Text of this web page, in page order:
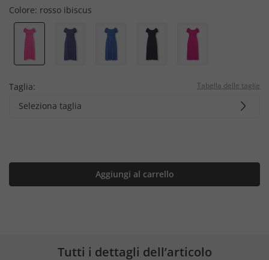
Colore: rosso ibiscus
Taglia: Tabella delle taglie
Seleziona taglia
Aggiungi al carrello
Tutti i dettagli dell’articolo